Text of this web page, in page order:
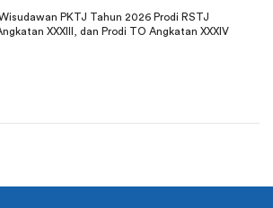
PKTJ Tahun 2026 Prodi RSTJ
XXXIII, dan Prodi TO Angkatan XXXIV